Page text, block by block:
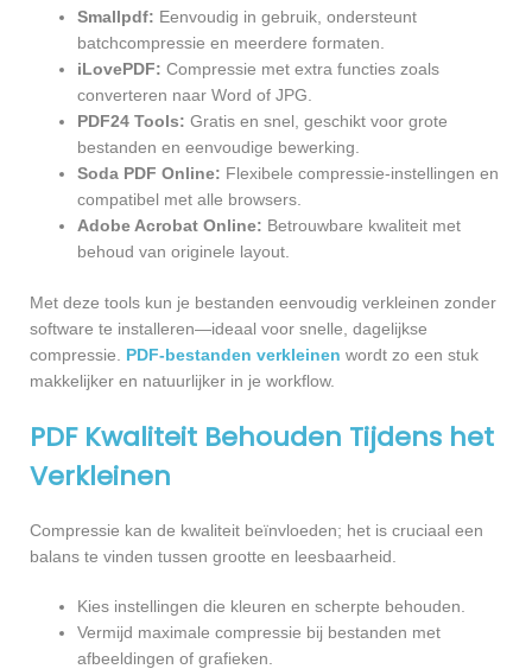
Smallpdf: Eenvoudig in gebruik, ondersteunt
batchcompressie en meerdere formaten.
iLovePDF: Compressie met extra functies zoals
converteren naar Word of JPG.
PDF24 Tools: Gratis en snel, geschikt voor grote
bestanden en eenvoudige bewerking.
Soda PDF Online: Flexibele compressie-instellingen en
compatibel met alle browsers.
Adobe Acrobat Online: Betrouwbare kwaliteit met
behoud van originele layout.
Met deze tools kun je bestanden eenvoudig verkleinen zonder
software te installeren—ideaal voor snelle, dagelijkse
compressie. PDF-bestanden verkleinen wordt zo een stuk
makkelijker en natuurlijker in je workflow.
PDF Kwaliteit Behouden Tijdens het
Verkleinen
Compressie kan de kwaliteit beïnvloeden; het is cruciaal een
balans te vinden tussen grootte en leesbaarheid.
Kies instellingen die kleuren en scherpte behouden.
Vermijd maximale compressie bij bestanden met
afbeeldingen of grafieken.